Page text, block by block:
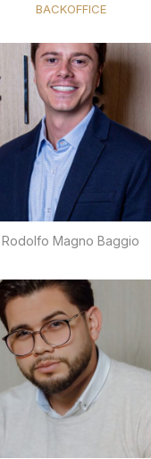
BACKOFFICE
Rodolfo Magno Baggio​​